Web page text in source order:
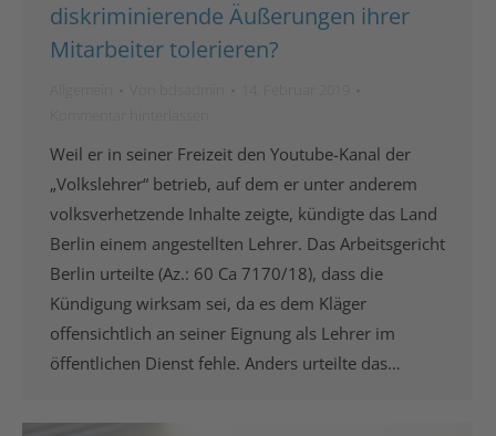
diskriminierende Äußerungen ihrer
Mitarbeiter tolerieren?
Weil er in seiner Freizeit den Youtube-Kanal der
„Volkslehrer“ betrieb, auf dem er unter anderem
volksverhetzende Inhalte zeigte, kündigte das Land
Berlin einem angestellten Lehrer. Das Arbeitsgericht
Berlin urteilte (Az.: 60 Ca 7170/18), dass die
Kündigung wirksam sei, da es dem Kläger
offensichtlich an seiner Eignung als Lehrer im
öffentlichen Dienst fehle. Anders urteilte das…